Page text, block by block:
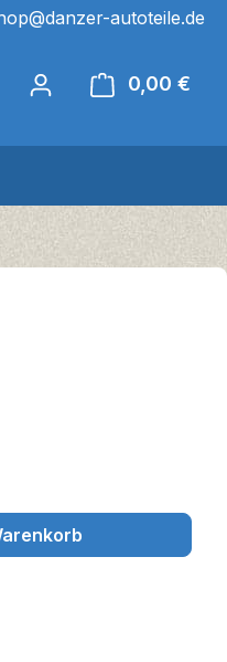
autoteile.de
0,00 €
Wert